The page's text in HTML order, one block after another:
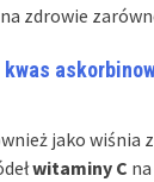
zdrowie
kwas
jako wiśnia
witaminy C